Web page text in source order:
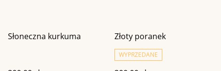
Słoneczna kurkuma Złoty poranek
WYPRZEDANE